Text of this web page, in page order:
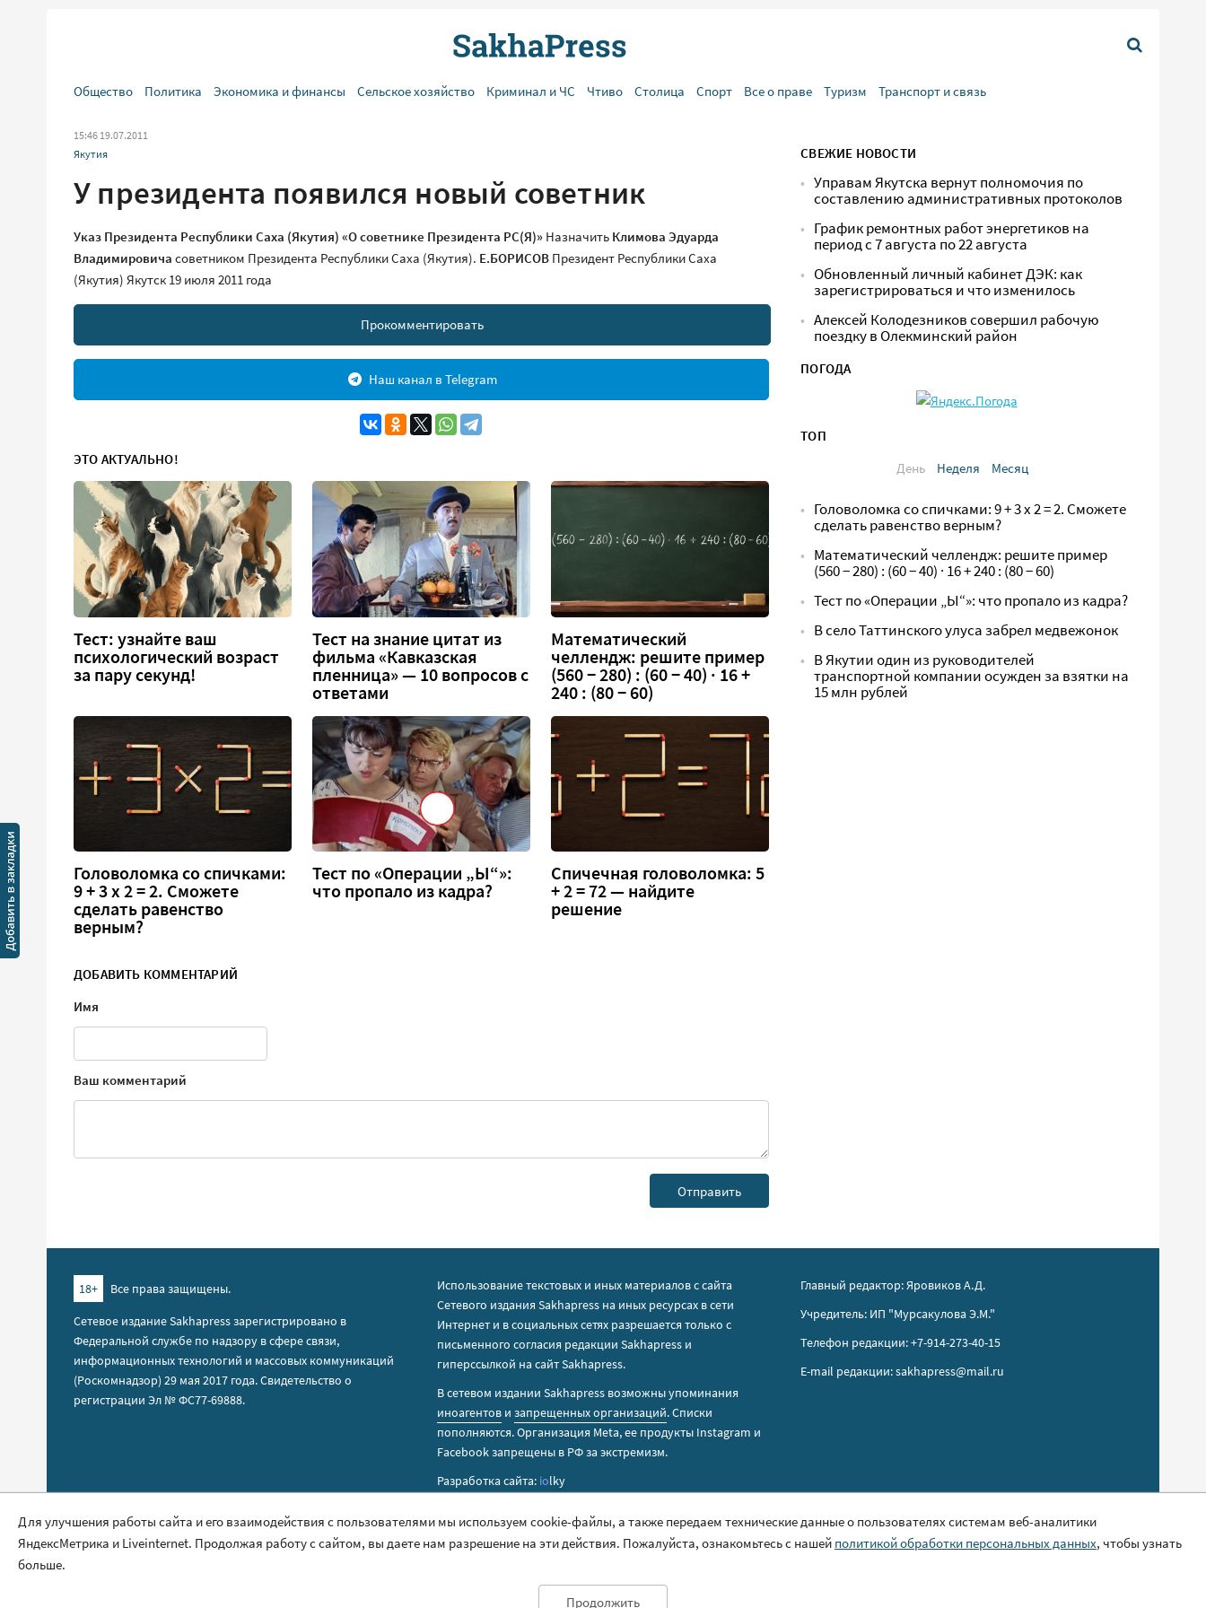
Общество Политика Экономика и финансы Сельское хозяйство Криминал и ЧС Чтиво Столица Спорт Все о праве Туризм Транспорт и связь
15:46 19.07.2011
Якутия
У президента появился новый советник
Указ Президента Республики Саха (Якутия) «О советнике Президента РС(Я)» Назначить Климова Эдуарда
Владимировича советником Президента Республики Саха (Якутия). Е.БОРИСОВ Президент Республики Саха
(Якутия) Якутск 19 июля 2011 года
Прокомментировать
Наш канал в Telegram
ЭТО АКТУАЛЬНО!
Тест: узнайте ваш
психологический возраст
за пару секунд!
Тест на знание цитат из
фильма «Кавказская
пленница» — 10 вопросов с
ответами
Математический
челлендж: решите пример
(560 − 280) : (60 − 40) · 16 +
240 : (80 − 60)
Головоломка со спичками:
9 + 3 х 2 = 2. Сможете
сделать равенство
верным?
Тест по «Операции „Ы“»:
что пропало из кадра?
Спичечная головоломка: 5
+ 2 = 72 — найдите
решение
ДОБАВИТЬ КОММЕНТАРИЙ
Имя
Ваш комментарий
СВЕЖИЕ НОВОСТИ
Управам Якутска вернут полномочия по
составлению административных протоколов
График ремонтных работ энергетиков на
период с 7 августа по 22 августа
Обновленный личный кабинет ДЭК: как
зарегистрироваться и что изменилось
Алексей Колодезников совершил рабочую
поездку в Олекминский район
ПОГОДА
ТОП
День
Неделя Месяц
Головоломка со спичками: 9 + 3 х 2 = 2. Сможете
сделать равенство верным?
Математический челлендж: решите пример
(560 − 280) : (60 − 40) · 16 + 240 : (80 − 60)
Тест по «Операции „Ы“»: что пропало из кадра?
В село Таттинского улуса забрел медвежонок
В Якутии один из руководителей
транспортной компании осужден за взятки на
15 млн рублей
18+
Все права защищены.
Сетевое издание Sakhapress зарегистрировано в
Федеральной службе по надзору в сфере связи,
информационных технологий и массовых коммуникаций
(Роскомнадзор) 29 мая 2017 года. Свидетельство о
регистрации Эл № ФС77-69888.
Использование текстовых и иных материалов с сайта
Сетевого издания Sakhapress на иных ресурсах в сети
Интернет и в социальных сетях разрешается только с
письменного согласия редакции Sakhapress и
гиперссылкой на сайт Sakhapress.
В сетевом издании Sakhapress возможны упоминания
иноагентов изапрещенных организаций. Списки
пополняются. Организация Metа, ее продукты Instagram и
Facebook запрещены в РФ за экстремизм.
Разработка сайта: iolky
Главный редактор: Яровиков А.Д.
Учредитель: ИП "Мурсакулова Э.М."
Телефон редакции: +7-914-273-40-15
E-mail редакции: sakhapress@mail.ru
Правила сайта
Политика обработки персональных данных
Для улучшения работы сайта и его взаимодействия с пользователями мы используем cookie-файлы, а также передаем технические данные о пользователях системам веб-аналитики
ЯндексМетрика и Liveinternet. Продолжая работу с сайтом, вы даете нам разрешение на эти действия. Пожалуйста, ознакомьтесь с нашей политикой обработки персональных данных, чтобы узнать
больше.
Продолжить